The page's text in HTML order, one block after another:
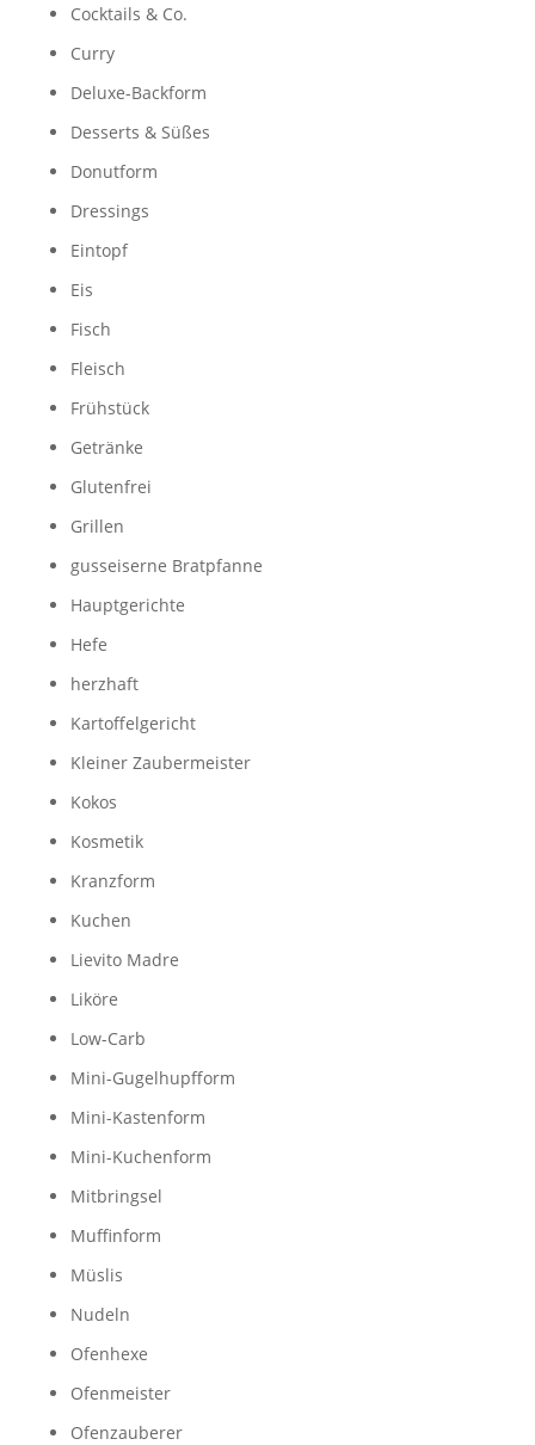
Cocktails & Co.
Curry
Deluxe-Backform
Desserts & Süßes
Donutform
Dressings
Eintopf
Eis
Fisch
Fleisch
Frühstück
Getränke
Glutenfrei
Grillen
gusseiserne Bratpfanne
Hauptgerichte
Hefe
herzhaft
Kartoffelgericht
Kleiner Zaubermeister
Kokos
Kosmetik
Kranzform
Kuchen
Lievito Madre
Liköre
Low-Carb
Mini-Gugelhupfform
Mini-Kastenform
Mini-Kuchenform
Mitbringsel
Muffinform
Müslis
Nudeln
Ofenhexe
Ofenmeister
Ofenzauberer